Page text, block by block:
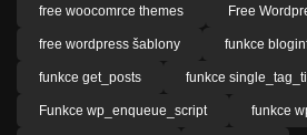
free woocomrce themes Free
free wordpress šablony funkce
funkce get_posts funkce
Funkce wp_enqueue_script funkce